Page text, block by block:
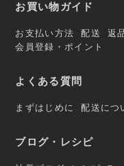
お買い物ガイド
お支払い方法 配送 返
会員登録・ポイント
よくある質問
まずはじめに 配送につ
ブログ・レシピ